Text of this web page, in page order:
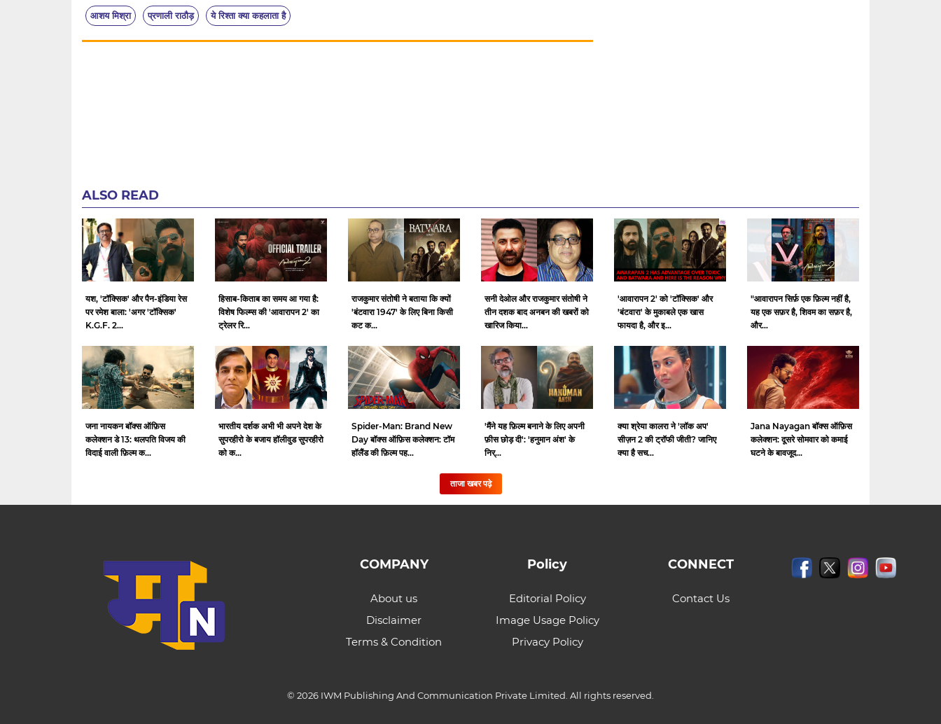
आशय मिश्रा प्रणाली राठौड़ ये रिश्ता क्या कहलाता है
ALSO READ
यश, 'टॉक्सिक' और पैन-इंडिया रेस
पर रमेश बाला: 'अगर 'टॉक्सिक'
K.G.F. 2...
हिसाब-किताब का समय आ गया है:
विशेष फिल्म्स की 'आवारापन 2' का
ट्रेलर रि...
राजकुमार संतोषी ने बताया कि क्यों
'बंटवारा 1947' के लिए बिना किसी
कट क...
सनी देओल और राजकुमार संतोषी ने
तीन दशक बाद अनबन की खबरों को
खारिज किया...
'आवारापन 2' को 'टॉक्सिक' और
'बंटवारा' के मुकाबले एक खास
फायदा है, और इ...
"आवारापन सिर्फ़ एक फ़िल्म नहीं है,
यह एक सफ़र है, शिवम का सफ़र है,
और...
जना नायकन बॉक्स ऑफ़िस
कलेक्शन डे 13: थलपति विजय की
विदाई वाली फ़िल्म क...
भारतीय दर्शक अभी भी अपने देश के
सुपरहीरो के बजाय हॉलीवुड सुपरहीरो
को क...
Spider-Man: Brand New
Day बॉक्स ऑफ़िस कलेक्शन: टॉम
हॉलैंड की फ़िल्म पह...
'मैंने यह फ़िल्म बनाने के लिए अपनी
फ़ीस छोड़ दी': 'हनुमान अंश' के
निर्...
क्या श्रेया कालरा ने 'लॉक अप'
सीज़न 2 की ट्रॉफी जीती? जानिए
क्या है सच...
Jana Nayagan बॉक्स ऑफ़िस
कलेक्शन: दूसरे सोमवार को कमाई
घटने के बावजूद...
ताजा खबर पढ़े
COMPANY
About us
Disclaimer
Terms & Condition
Policy
Editorial Policy
Image Usage Policy
Privacy Policy
CONNECT
Contact Us
© 2026 IWM Publishing And Communication Private Limited. All rights reserved.